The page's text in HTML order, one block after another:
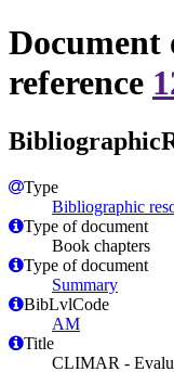
reference
Type
Bibliographic
Type of document
Book chapters
Type of document
Summary
BibLvlCode
AM
Title
CLIMAR -